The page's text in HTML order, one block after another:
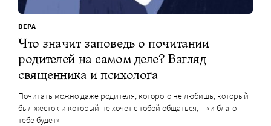
ВЕРА
Что значит заповедь о почитании
родителей на самом деле? Взгляд
священника и психолога
Почитать можно даже родителя, которого не любишь, который
был жесток и который не хочет с тобой общаться, – «и благо
тебе будет»